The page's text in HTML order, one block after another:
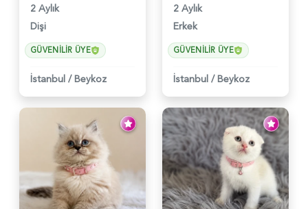
2 Aylık
Dişi
GÜVENILIR ÜYE
İstanbul / Beykoz
2 Aylık
Erkek
GÜVENILIR ÜYE
İstanbul / Beykoz